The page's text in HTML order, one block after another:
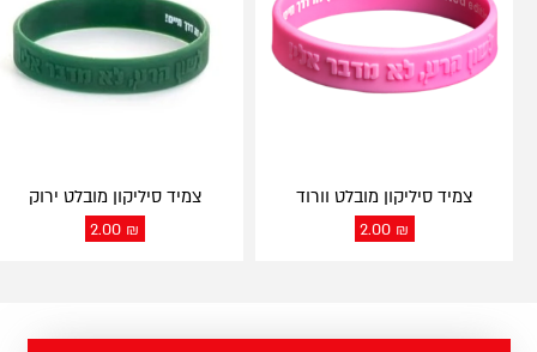
צמיד סיליקון מובלט וורוד
2.00 ₪
צמיד סיליקון מובלט ירוק
2.00 ₪